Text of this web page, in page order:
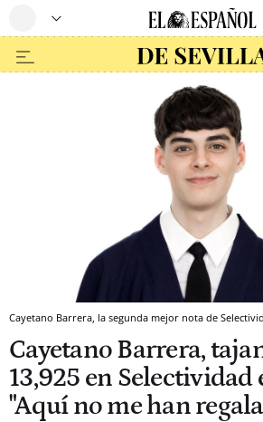
Cayetano Barrera, la segunda mejor nota de
Cayetano Barrera,
13,925 en Selectividad
"Aquí no me han